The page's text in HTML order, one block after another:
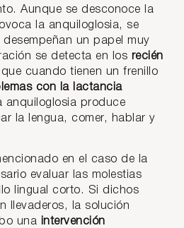
Aunque se desconoce la
la anquiloglosia, se
desempeñan un papel muy
se detecta en los recién
cuando tienen un frenillo
con la lactancia
anquiloglosia produce
la lengua, comer, hablar y
en el caso de la
evaluar las molestias
lingual corto. Si dichos
llevaderos, la solución
una intervención